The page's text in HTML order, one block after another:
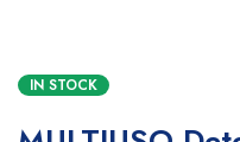
IN STOCK